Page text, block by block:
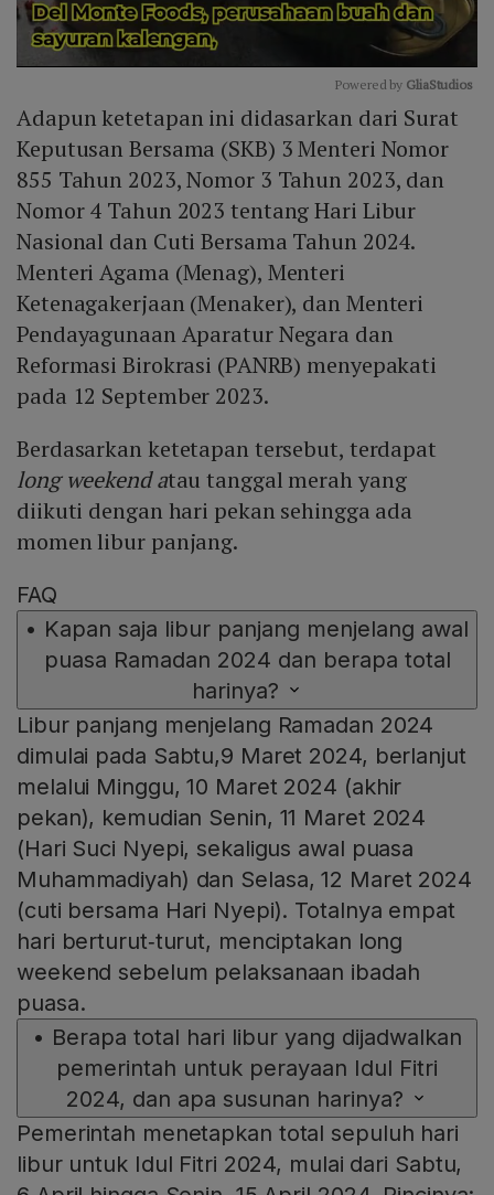
Mute
Powered by GliaStudios
Adapun ketetapan ini didasarkan dari Surat
Keputusan Bersama (SKB) 3 Menteri Nomor
855 Tahun 2023, Nomor 3 Tahun 2023, dan
Nomor 4 Tahun 2023 tentang Hari Libur
Nasional dan Cuti Bersama Tahun 2024.
Menteri Agama (Menag), Menteri
Ketenagakerjaan (Menaker), dan Menteri
Pendayagunaan Aparatur Negara dan
Reformasi Birokrasi (PANRB) menyepakati
pada 12 September 2023.
Berdasarkan ketetapan tersebut, terdapat
long weekend atau tanggal merah yang
diikuti dengan hari pekan sehingga ada
momen libur panjang.
FAQ
• Kapan saja libur panjang menjelang awal
puasa Ramadan 2024 dan berapa total
harinya?
Libur panjang menjelang Ramadan 2024
dimulai pada Sabtu,9 Maret 2024, berlanjut
melalui Minggu, 10 Maret 2024 (akhir
pekan), kemudian Senin, 11 Maret 2024
(Hari Suci Nyepi, sekaligus awal puasa
Muhammadiyah) dan Selasa, 12 Maret 2024
(cuti bersama Hari Nyepi). Totalnya empat
hari berturut‑turut, menciptakan long
weekend sebelum pelaksanaan ibadah
puasa.
• Berapa total hari libur yang dijadwalkan
pemerintah untuk perayaan Idul Fitri
2024, dan apa susunan harinya?
Pemerintah menetapkan total sepuluh hari
libur untuk Idul Fitri 2024, mulai dari Sabtu,